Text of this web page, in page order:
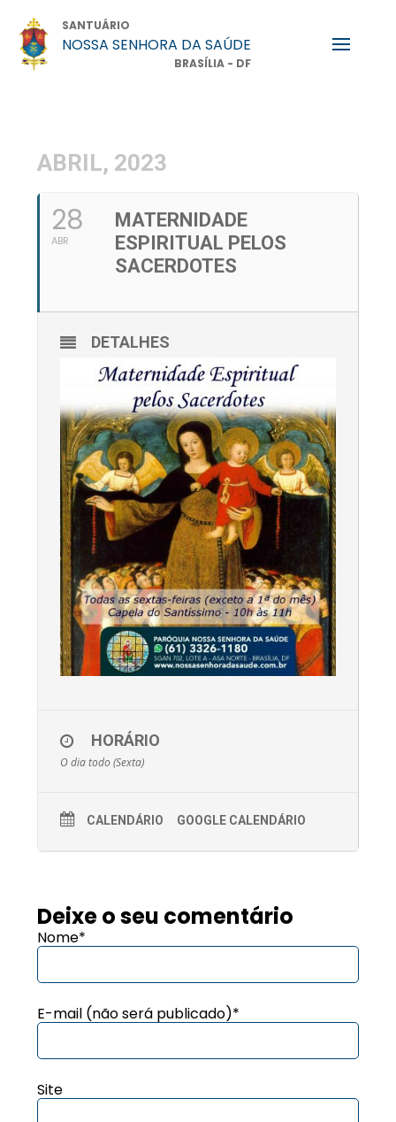
SANTUÁRIO
NOSSA SENHORA DA SAÚDE
BRASÍLIA - DF
ABRIL, 2023
28
ABR
MATERNIDADE
ESPIRITUAL PELOS
SACERDOTES
DETALHES
HORÁRIO
O dia todo (Sexta)
CALENDÁRIO GOOGLE CALENDÁRIO
Deixe o seu comentário
Nome*
E-mail (não será publicado)*
Site